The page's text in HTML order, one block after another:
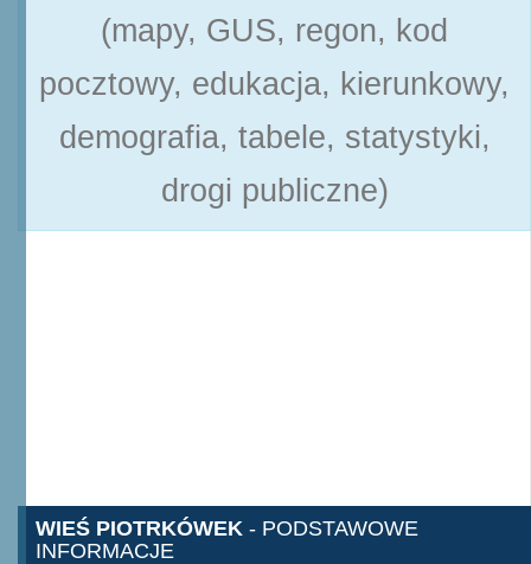
(mapy, GUS, regon, kod
pocztowy, edukacja, kierunkowy,
demografia, tabele, statystyki,
drogi publiczne)
WIEŚ PIOTRKÓWEK - PODSTAWOWE
INFORMACJE